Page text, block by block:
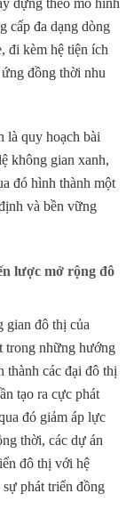
dựng theo mô hình
cấp đa dạng dòng
đi kèm hệ tiện ích
đồng thời nhu
là quy hoạch bài
không gian xanh,
đó hình thành một
và bền vững
lược mở rộng đô
gian đô thị của
trong những hướng
thành các đại đô thị
tạo ra cực phát
đó giảm áp lực
thời, các dự án
đô thị với hệ
phát triển đồng